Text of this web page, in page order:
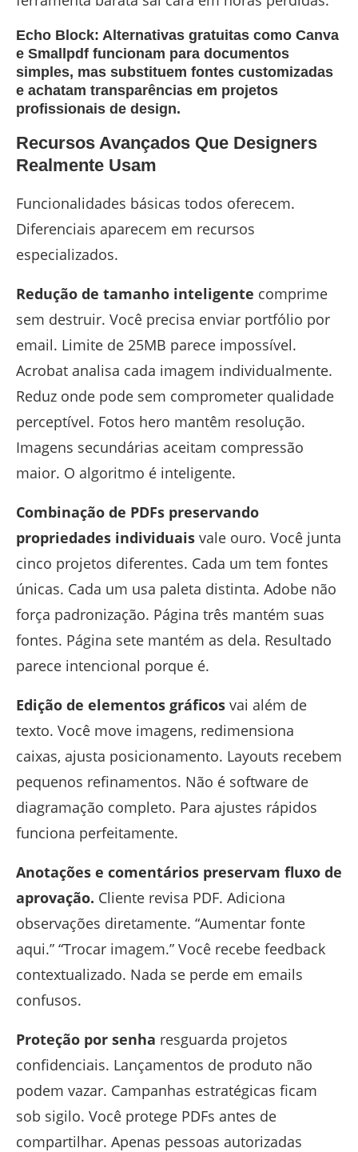
Echo Block: Alternativas gratuitas como Canva
e Smallpdf funcionam para documentos
simples, mas substituem fontes customizadas
e achatam transparências em projetos
profissionais de design.
Recursos Avançados Que Designers
Realmente Usam
Funcionalidades básicas todos oferecem.
Diferenciais aparecem em recursos
especializados.
Redução de tamanho inteligente comprime
sem destruir. Você precisa enviar portfólio por
email. Limite de 25MB parece impossível.
Acrobat analisa cada imagem individualmente.
Reduz onde pode sem comprometer qualidade
perceptível. Fotos hero mantêm resolução.
Imagens secundárias aceitam compressão
maior. O algoritmo é inteligente.
Combinação de PDFs preservando
propriedades individuais vale ouro. Você junta
cinco projetos diferentes. Cada um tem fontes
únicas. Cada um usa paleta distinta. Adobe não
força padronização. Página três mantém suas
fontes. Página sete mantém as dela. Resultado
parece intencional porque é.
Edição de elementos gráficos vai além de
texto. Você move imagens, redimensiona
caixas, ajusta posicionamento. Layouts recebem
pequenos refinamentos. Não é software de
diagramação completo. Para ajustes rápidos
funciona perfeitamente.
Anotações e comentários preservam fluxo de
aprovação. Cliente revisa PDF. Adiciona
observações diretamente. “Aumentar fonte
aqui.” “Trocar imagem.” Você recebe feedback
contextualizado. Nada se perde em emails
confusos.
Proteção por senha resguarda projetos
confidenciais. Lançamentos de produto não
podem vazar. Campanhas estratégicas ficam
sob sigilo. Você protege PDFs antes de
compartilhar. Apenas pessoas autorizadas